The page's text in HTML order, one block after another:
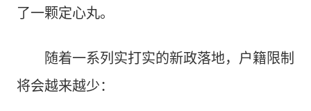
了一颗定心丸。
随着一系列实打实的新政落地，户籍限制
将会越来越少：